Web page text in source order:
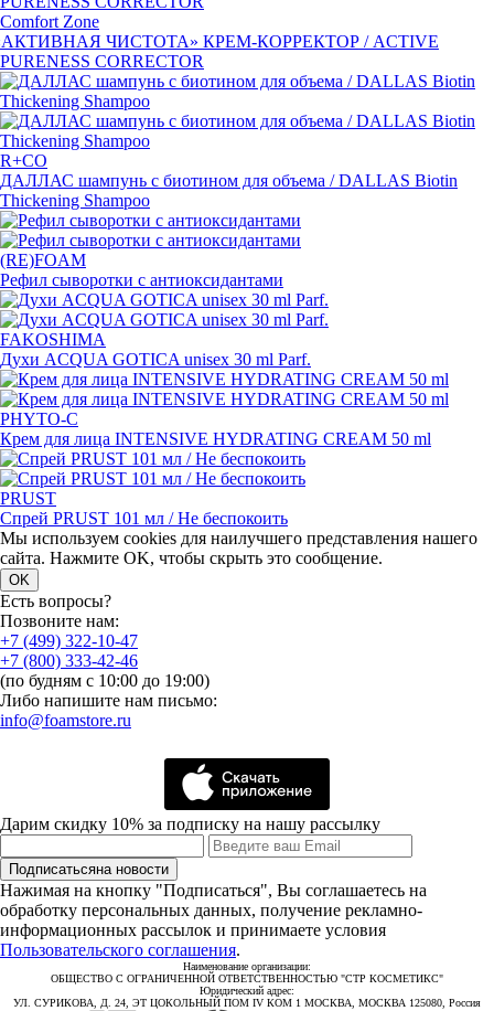
Comfort Zone
АКТИВНАЯ ЧИСТОТА» КРЕМ-КОРРЕКТОР/ ACTIVE
PURENESS CORRECTOR
R+CO
ДАЛЛАС шампунь с биотином для объема / DALLAS Biotin
Thickening Shampoo
(RE)FOAM
Рефил сыворотки с антиоксидантами
FAKOSHIMA
Духи ACQUA GOTICA unisex 30 ml Parf.
PHYTO-C
Крем для лица INTENSIVE HYDRATING CREAM 50 ml
PRUST
Спрей PRUST 101 мл / Не беспокоить
Мы используем cookies для наилучшего представления нашего
сайта. Нажмите OK, чтобы скрыть это сообщение.
OK
Есть вопросы?
Позвоните нам:
+7 (499) 322-10-47
+7 (800) 333-42-46
(по будням с 10:00 до 19:00)
Либо напишите нам письмо:
info@foamstore.ru
Дарим скидку 10% за подписку на нашу рассылку
Подписатьсяна новости
Нажимая на кнопку "Подписаться", Вы соглашаетесь на
обработку персональных данных, получение рекламно-
информационных рассылок и принимаете условия
Пользовательского соглашения.
Наименование организации:
ОБЩЕСТВО С ОГРАНИЧЕННОЙ ОТВЕТСТВЕННОСТЬЮ "СТР КОСМЕТИКС"
Юридический адрес:
УЛ. СУРИКОВА, Д. 24, ЭТ ЦОКОЛЬНЫЙ ПОМ IV КОМ 1 МОСКВА, МОСКВА 125080, Россия